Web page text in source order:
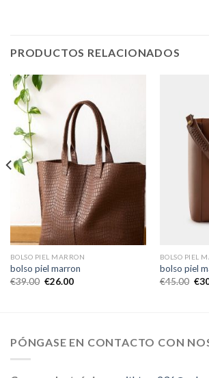
PRODUCTOS RELACIONADOS
BOLSO PIEL MARRON
bolso piel marron
€39.00 €26.00
BOLSO PIEL
bolso piel
€45.00 €
PÓNGASE EN CONTACTO CON